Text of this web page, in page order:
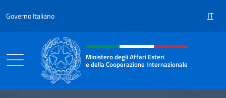
Governo Italiano IT
Intestazione sito, social e menù
Ministero degli Affari Esteri
e della Cooperazione Internazionale